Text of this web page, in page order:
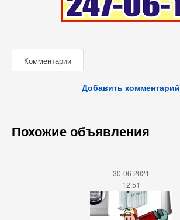
Комментарии
Добавить комментарий
Похожие объявления
30-06 2021
12:51